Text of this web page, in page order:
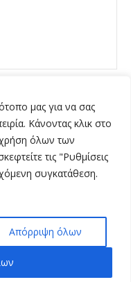
μας για να σας
Κάνοντας κλικ στο
όλων των
τις "Ρυθμίσεις
συγκατάθεση.
Απόρριψη όλων
| Κατασκευή
Web